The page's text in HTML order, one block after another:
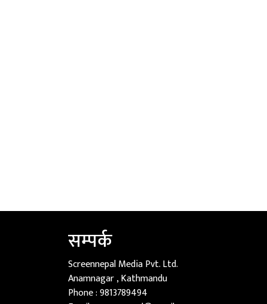
सम्पर्क
Screennepal Media Pvt. Ltd.
Anamnagar , Kathmandu
Phone :9813789494